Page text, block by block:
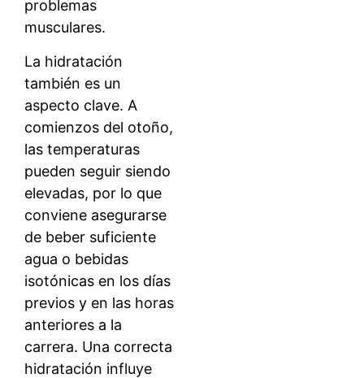
problemas
musculares.
La hidratación
también es un
aspecto clave. A
comienzos del otoño,
las temperaturas
pueden seguir siendo
elevadas, por lo que
conviene asegurarse
de beber suficiente
agua o bebidas
isotónicas en los días
previos y en las horas
anteriores a la
carrera. Una correcta
hidratación influye